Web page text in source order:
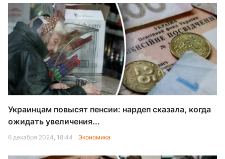
Украинцам повысят пенсии: нардеп сказала, когда
ожидать увеличения...
6 декабря 2024, 18:44 Экономика